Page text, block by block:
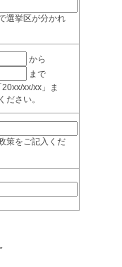
選挙区が分かれ
から
まで
xx/xx」ま
さい。
策をご記入くだ